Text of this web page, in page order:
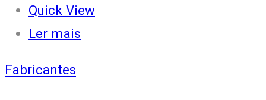
Quick View
Ler mais
Fabricantes